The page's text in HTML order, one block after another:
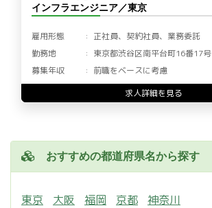
インフラエンジニア／東京
雇用形態
正社員、契約社員、業務委託
勤務地
東京都渋谷区南平台町16番17号
募集年収
前職をベースに考慮
求人詳細を見る
おすすめの都道府県名から探す
東京 大阪 福岡 京都 神奈川